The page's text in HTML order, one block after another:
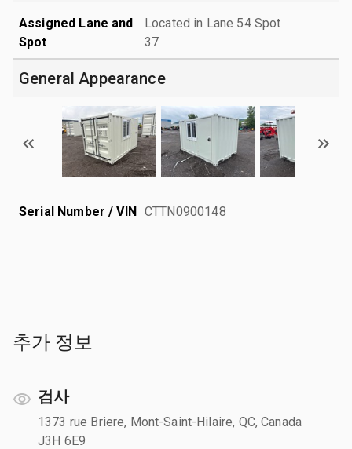
Assigned Lane and
Spot
Located in Lane 54 Spot
37
General Appearance
Serial Number / VIN CTTN0900148
추가 정보
검사
1373 rue Briere, Mont-Saint-Hilaire, QC, Canada
J3H 6E9